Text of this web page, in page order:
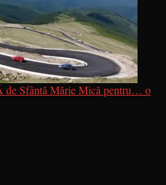
Sfântă Mărie Mică pentru… o